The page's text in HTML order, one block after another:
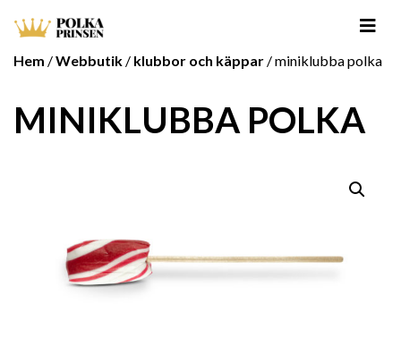
Hem /Webbutik / klubbor och käppar / miniklubba polka
MINIKLUBBA POLKA